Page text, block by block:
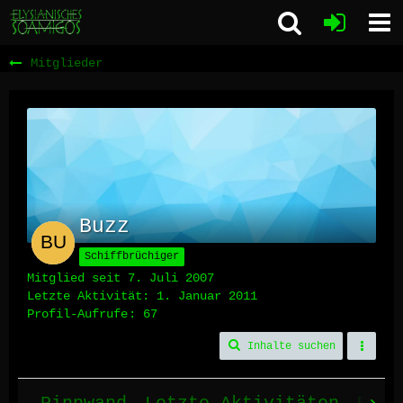
Mitglieder
Buzz
Schiffbrüchiger
Mitglied seit 7. Juli 2007
Letzte Aktivität: 1. Januar 2011
Profil-Aufrufe
67
Inhalte suchen